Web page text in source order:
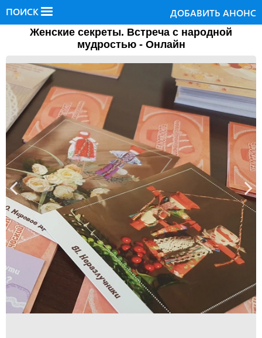
ПОИСК ДОБАВИТЬ АНОНС
Женские секреты. Встреча с народной
мудростью - Онлайн